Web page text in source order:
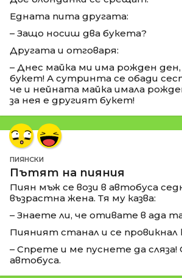
Едната пита другата:
– Защо носиш два букета?
Другата и отговаря:
– Днес майка ми има рожден ден,
букет! А сутринта се обади
че и нейната майка имала
за нея е другият букет!
ПИЯНСКИ
Пътят на пияния
Пиян мъж се вози в автобуса
възрастна жена. Тя му казва:
– Знаете ли, че отивате в ада
Пияният станал и се
– Спрете и ме пуснете да сляза!
автобуса.